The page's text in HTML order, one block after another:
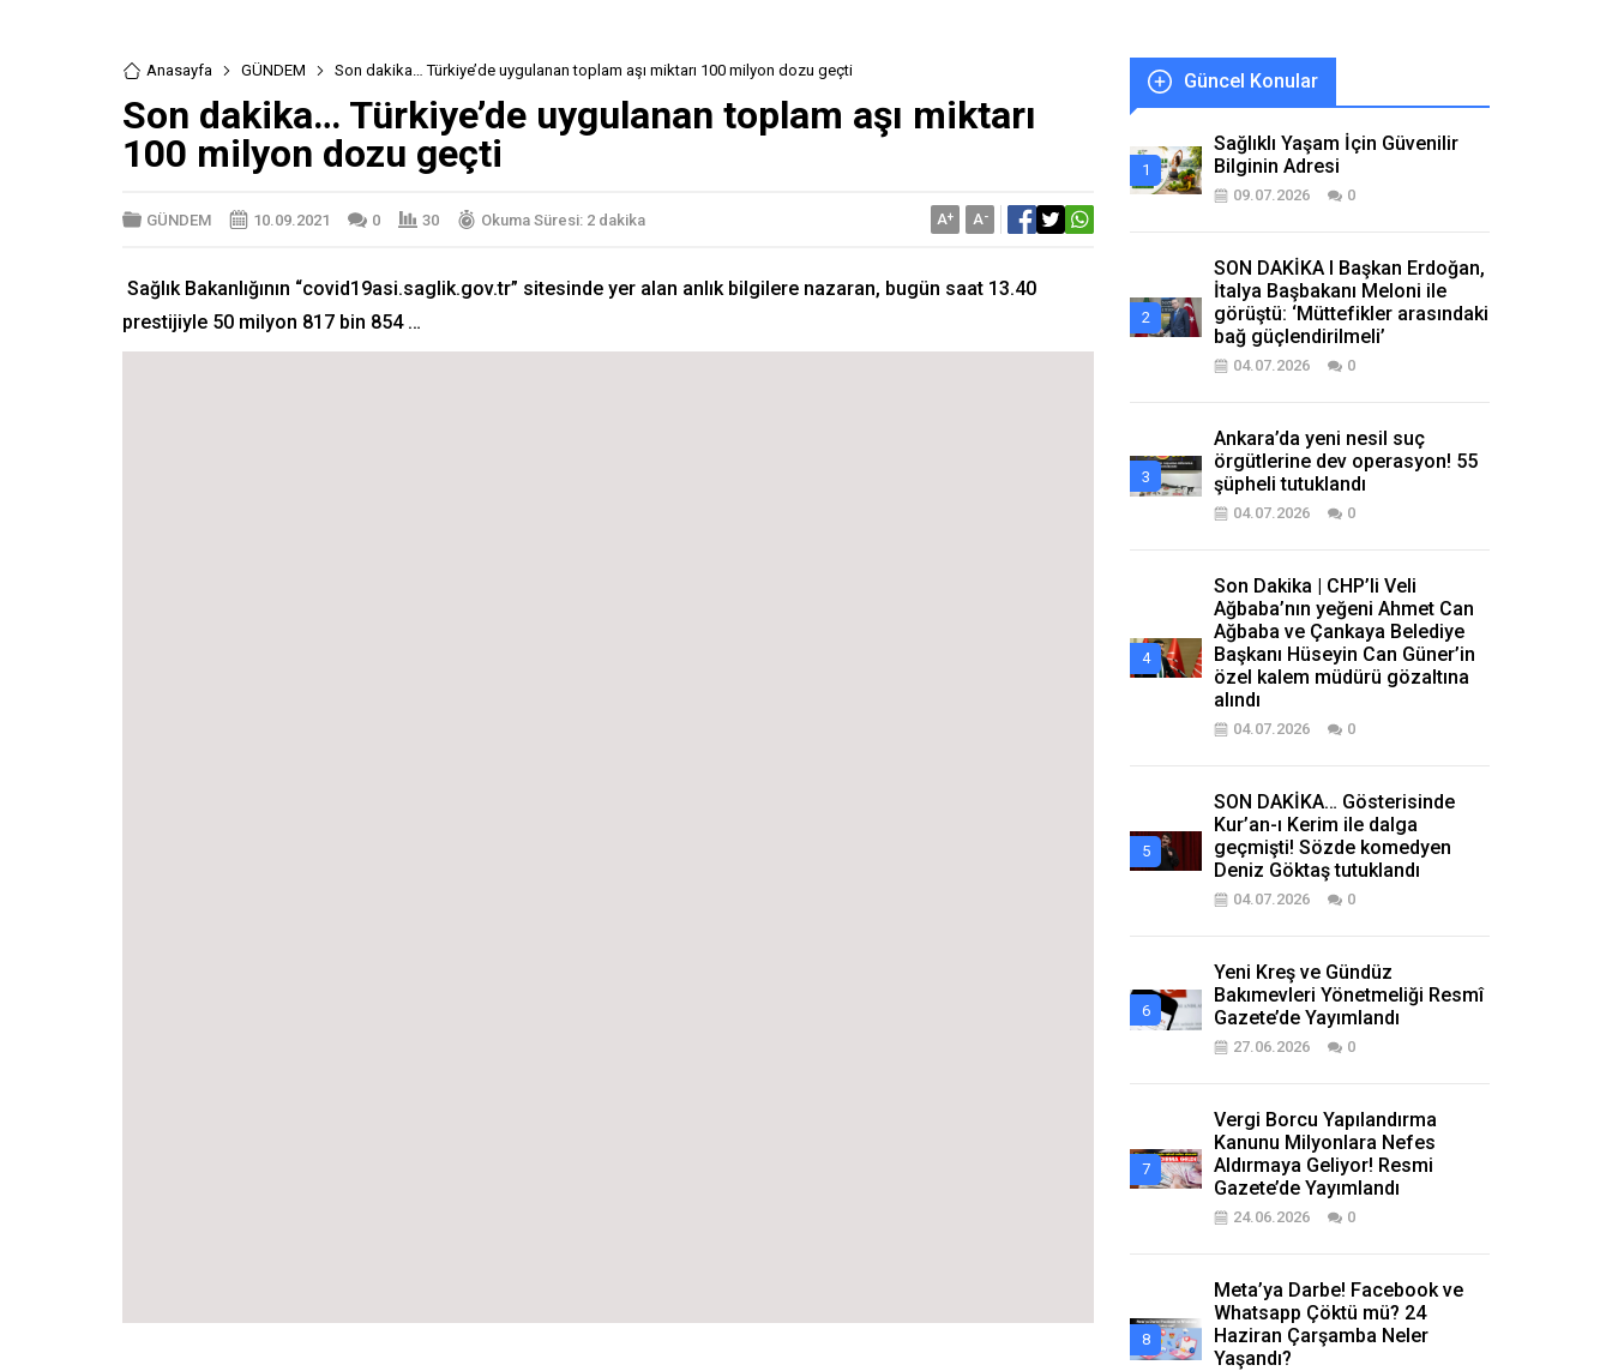
Anasayfa GÜNDEM Son dakika… Türkiye’de uygulanan toplam aşı miktarı 100 milyon dozu geçti
Son dakika… Türkiye’de uygulanan toplam aşı miktarı
100 milyon dozu geçti
GÜNDEM 10.09.2021 0 30 Okuma Süresi: 2 dakika A+ A-
Sağlık Bakanlığının “covid19asi.saglik.gov.tr” sitesinde yer alan anlık bilgilere nazaran, bugün saat 13.40
prestijiyle 50 milyon 817 bin 854 …
Güncel Konular
Sağlıklı Yaşam İçin Güvenilir
Bilginin Adresi
09.07.2026 0
SON DAKİKA I Başkan Erdoğan,
İtalya Başbakanı Meloni ile
görüştü: ‘Müttefikler arasındaki
bağ güçlendirilmeli’
04.07.2026 0
Ankara’da yeni nesil suç
örgütlerine dev operasyon! 55
şüpheli tutuklandı
04.07.2026 0
Son Dakika | CHP’li Veli
Ağbaba’nın yeğeni Ahmet Can
Ağbaba ve Çankaya Belediye
Başkanı Hüseyin Can Güner’in
özel kalem müdürü gözaltına
alındı
04.07.2026 0
SON DAKİKA… Gösterisinde
Kur’an-ı Kerim ile dalga
geçmişti! Sözde komedyen
Deniz Göktaş tutuklandı
04.07.2026 0
Yeni Kreş ve Gündüz
Bakımevleri Yönetmeliği Resmî
Gazete’de Yayımlandı
27.06.2026 0
Vergi Borcu Yapılandırma
Kanunu Milyonlara Nefes
Aldırmaya Geliyor! Resmi
Gazete’de Yayımlandı
24.06.2026 0
Meta’ya Darbe! Facebook ve
Whatsapp Çöktü mü? 24
Haziran Çarşamba Neler
Yaşandı?